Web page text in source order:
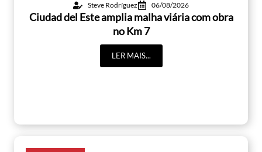
Steve Rodríguez 06/08/2026
Ciudad del Este amplia malha viária com obra
no Km 7
LER MAIS...